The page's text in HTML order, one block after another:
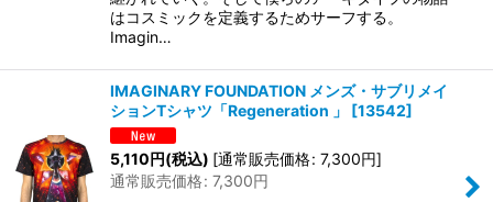
はコスミックを定義するためサーフする。
Imagin…
IMAGINARY FOUNDATION メンズ・サブリメイ
ションTシャツ「Regeneration 」
[13542]
5,110円(税込) [通常販売価格: 7,300円]
通常販売価格: 7,300円